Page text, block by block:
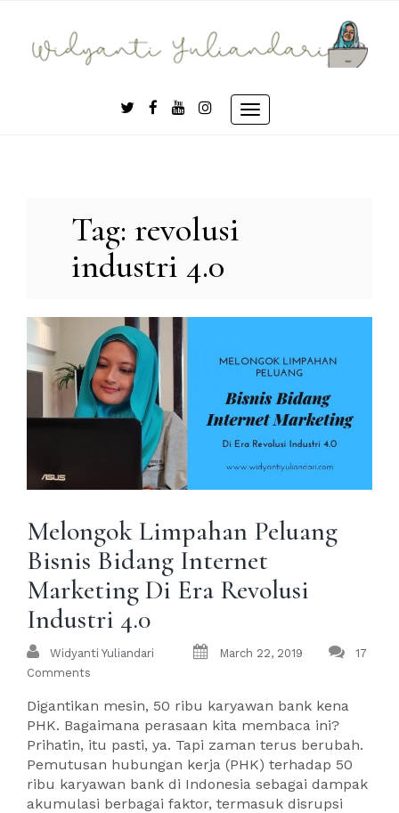
content
Toggle
Tag: revolusi
industri 4.0
Melongok Limpahan Peluang
Bisnis Bidang Internet
Marketing Di Era Revolusi
Industri 4.0
Widyanti Yuliandari March 22, 2019
17
Comments
Digantikan mesin, 50 ribu karyawan bank kena
PHK. Bagaimana perasaan kita membaca ini?
Prihatin, itu pasti, ya. Tapi zaman terus berubah.
Pemutusan hubungan kerja (PHK) terhadap 50
ribu karyawan bank di Indonesia sebagai dampak
akumulasi berbagai faktor, termasuk disrupsi